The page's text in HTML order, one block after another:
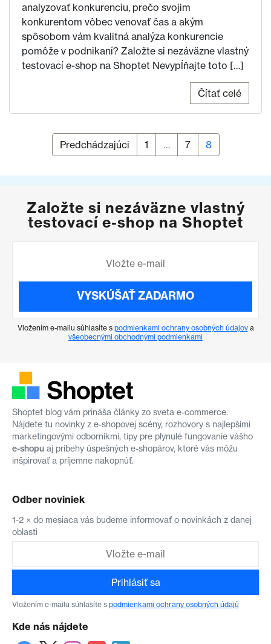
analyzovať konkurenciu, prečo svojim
konkurentom vôbec venovať čas a akým
spôsobom vám kvalitná analýza konkurencie
pomôže v podnikaní? Založte si nezáväzne vlastný
testovací e-shop na Shoptet Nevypĺňajte toto […]
Čítať celé
Stránkovanie príspevkov
Predchádzajúci Stránka
1 … Stránka
7 Stránka
8
Založte si nezáväzne vlastný
testovací e-shop na Shoptet
VYSKÚŠAŤ ZADARMO
Vložením e-mailu súhlasíte s podmienkami ochrany osobných údajova
všeobecnými obchodnými podmienkami
Shoptet blog vám prináša články zo sveta e-commerce.
Nájdete tu novinky z e-shopovej scény, rozhovory s najlepšími
marketingovými odborníkmi, tipy pre plynulé fungovanie vášho
e-shopu aj príbehy úspešných e-shopárov, ktoré vás môžu
inšpirovať a príjemne nakopnúť.
Odber noviniek
1-2 × do mesiaca vás budeme informovať o novinkách z danej
oblasti
Prihlásiť sa
Vložením e-mailu súhlasíte s podmienkami ochrany osobných údajů
Kde nás nájdete